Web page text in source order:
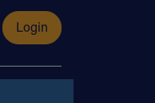
Login